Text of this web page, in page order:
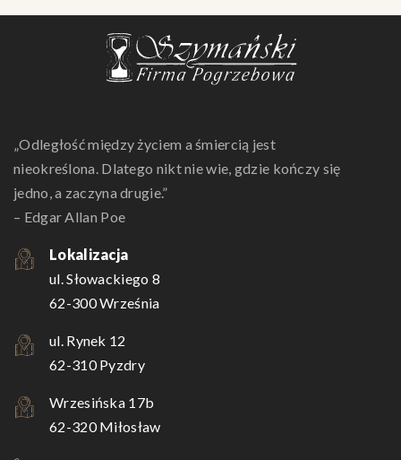
„Odległość między życiem a śmiercią jest
nieokreślona. Dlatego nikt nie wie, gdzie kończy się
jedno, a zaczyna drugie.”
– Edgar Allan Poe
Lokalizacja
ul. Słowackiego 8
62-300 Września
ul. Rynek 12
62-310 Pyzdry
Wrzesińska 17b
62-320 Miłosław